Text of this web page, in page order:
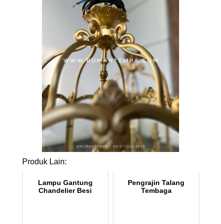
Produk Lain:
Lampu Gantung
Chandelier Besi
Pengrajin Talang
Tembaga